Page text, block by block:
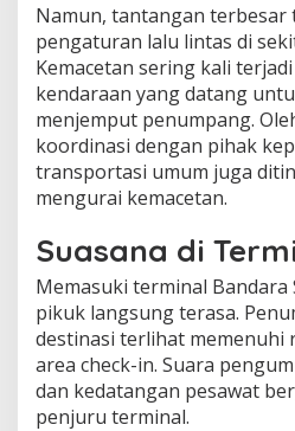
Namun, tantangan terbesar
pengaturan lalu lintas di
Kemacetan sering kali
kendaraan yang datang
menjemput penumpang.
koordinasi dengan pihak
transportasi umum juga
mengurai kemacetan.
Suasana di
Memasuki terminal
pikuk langsung terasa.
destinasi terlihat memenuhi
area check-in. Suara
dan kedatangan pesawat
penjuru terminal.